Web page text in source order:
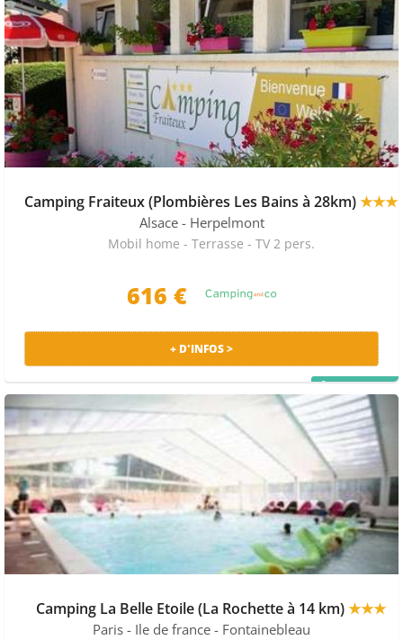
Camping Fraiteux (Plombières Les Bains à 28km)★★★
Alsace - Herpelmont
Mobil home - Terrasse - TV 2 pers.
616 €
+ D'INFOS >
Camping La Belle Etoile (La Rochette à 14 km)★★★
Paris - Ile de france - Fontainebleau